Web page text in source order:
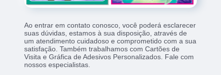
Ao entrar em contato conosco, você poderá esclarecer
suas dúvidas, estamos à sua disposição, através de
um atendimento cuidadoso e comprometido com a sua
satisfação. Também trabalhamos com Cartões de
Visita e Gráfica de Adesivos Personalizados. Fale com
nossos especialistas.